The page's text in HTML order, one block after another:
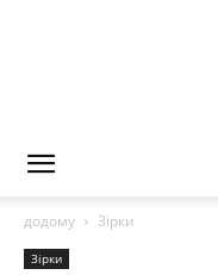
додому Зірки
Зірки